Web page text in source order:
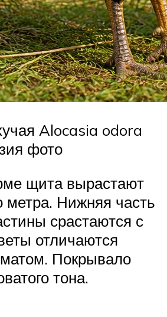
Alocasia odora
фото
щита вырастают
метра. Нижняя часть
срастаются с
отличаются
Покрывало
тона.